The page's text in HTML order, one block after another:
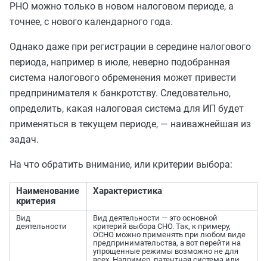
РНО можно только в новом налоговом периоде, а
точнее, с нового календарного года.
Однако даже при регистрации в середине налогового
периода, например в июле, неверно подобранная
система налогового обременения может привести
предпринимателя к банкротству. Следовательно,
определить, какая налоговая система для ИП будет
применяться в текущем периоде, — наиважнейшая из
задач.
На что обратить внимание, или критерии выбора:
Наименование
критерия
Характеристика
Вид
деятельности
Вид деятельности — это основной
критерий выбора СНО. Так, к примеру,
ОСНО можно применять при любом виде
предпринимательства, а вот перейти на
упрощенные режимы возможно не для